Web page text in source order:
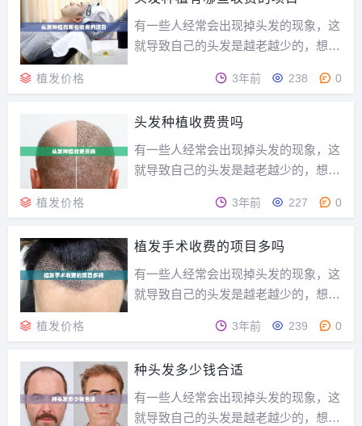
是不一样的，但是种头发注意事项都是
一样的，想要种植头发...
有一些人经常会出现掉头发的现象，这
就导致自己的头发是越老越少的，想要
下应该怎么办呢？当然想到的是种头
的呢？其实每一个地方的种头发价格都
是不一样的，但是种头发注意事项都是
一样的，想要种植头发...
植发价格 3年前 238 0
头发种植收费贵吗
有一些人经常会出现掉头发的现象，这
就导致自己的头发是越老越少的，想要
下应该怎么办呢？当然想到的是种头
的呢？其实每一个地方的种头发价格都
是不一样的，但是种头发注意事项都是
一样的，想要种植头发...
植发价格 3年前 227 0
植发手术收费的项目多吗
有一些人经常会出现掉头发的现象，这
就导致自己的头发是越老越少的，想要
下应该怎么办呢？当然想到的是种头
的呢？其实每一个地方的种头发价格都
是不一样的，但是种头发注意事项都是
一样的，想要种植头发...
植发价格 3年前 239 0
种头发多少钱合适
有一些人经常会出现掉头发的现象，这
就导致自己的头发是越老越少的，想要